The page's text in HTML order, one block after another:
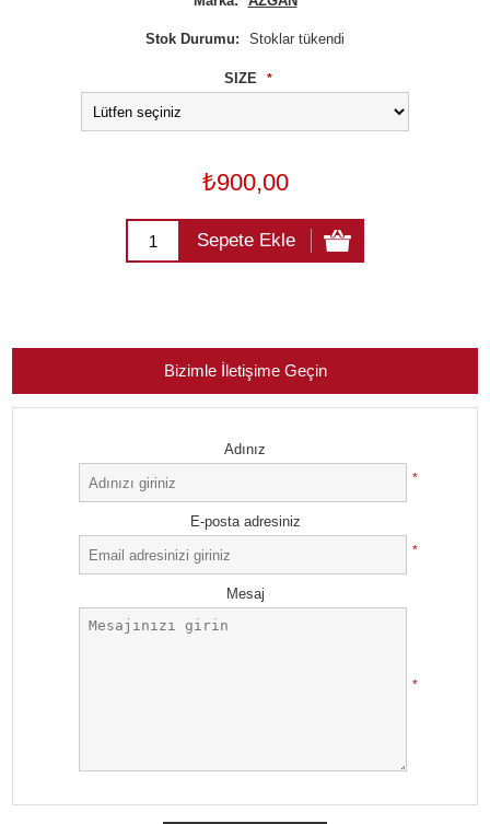
Stok Durumu: Stoklar tükendi
SIZE *
₺900,00
Sepete Ekle
Bizimle İletişime Geçin
Adınız
*
E-posta adresiniz
*
Mesaj
*